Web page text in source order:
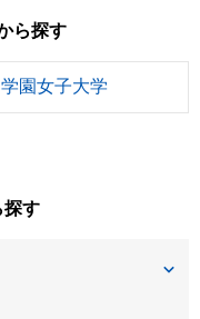
ら探す
園女子大学
探す